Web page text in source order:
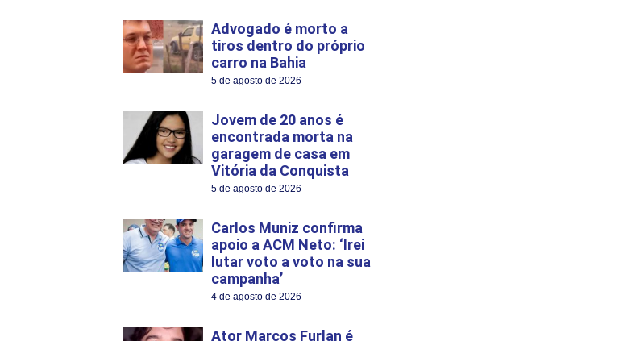
Advogado é morto a
tiros dentro do próprio
carro na Bahia
5 de agosto de 2026
Jovem de 20 anos é
encontrada morta na
garagem de casa em
Vitória da Conquista
5 de agosto de 2026
Carlos Muniz confirma
apoio a ACM Neto: ‘Irei
lutar voto a voto na sua
campanha’
4 de agosto de 2026
Ator Marcos Furlan é